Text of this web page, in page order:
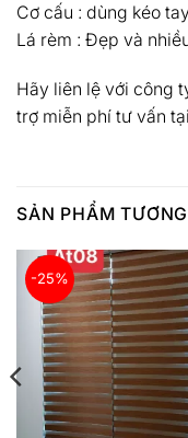
Cơ cấu : dùng kéo
Lá rèm : Đẹp và
Hãy liên lệ với công
trợ miễn phí tư vấn
SẢN PHẨM
-25%